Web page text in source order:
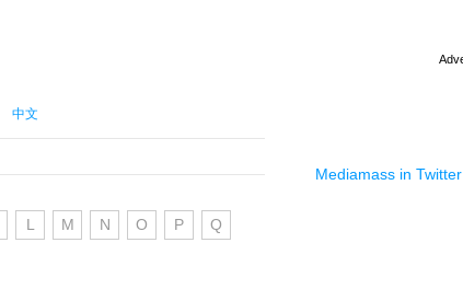
中文
L M N O P Q
Mediamass in Twitter